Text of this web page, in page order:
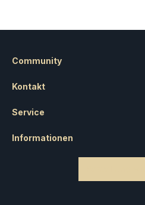
Kontakt
Service
Informationen
Community